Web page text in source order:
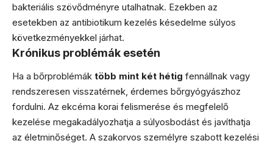
bakteriális szövődményre utalhatnak. Ezekben az
esetekben az antibiotikum kezelés késedelme súlyos
következményekkel járhat.
Krónikus problémák esetén
Ha a bőrproblémák több mint két hétig fennállnak vagy
rendszeresen visszatérnek, érdemes bőrgyógyászhoz
fordulni. Az ekcéma korai felismerése és megfelelő
kezelése megakadályozhatja a súlyosbodást és javíthatja
az életminőséget. A szakorvos személyre szabott kezelési